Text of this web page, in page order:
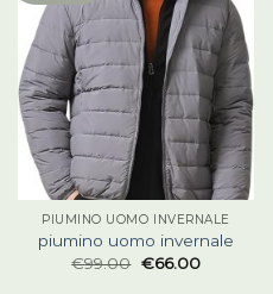
PIUMINO UOMO INVERNALE
piumino uomo invernale
€99.00 €66.00